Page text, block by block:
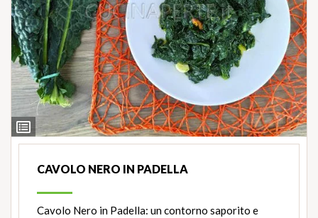
Ingredienti
CAVOLO NERO IN PADELLA
Cavolo Nero in Padella: un contorno saporito e